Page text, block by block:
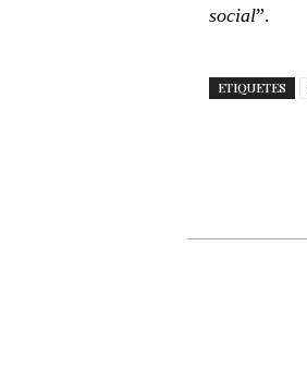
social”.
ETIQUETES